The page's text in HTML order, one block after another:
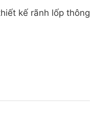
kế rãnh lốp thông